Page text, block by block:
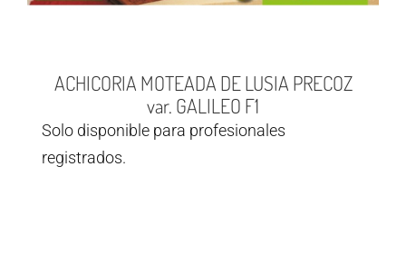
ACHICORIA MOTEADA DE LUSIA PRECOZ
var. GALILEO F1
Solo disponible para profesionales
registrados.